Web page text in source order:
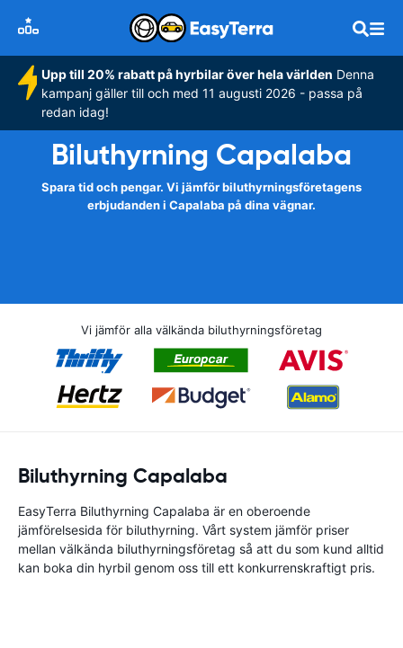
Upp till 20% rabatt på hyrbilar över hela världen Denna
kampanj gäller till och med 11 augusti 2026 - passa på
redan idag!
Biluthyrning Capalaba
Spara tid och pengar. Vi jämför biluthyrningsföretagens
erbjudanden i Capalaba på dina vägnar.
Vi jämför alla välkända biluthyrningsföretag
Biluthyrning Capalaba
EasyTerra Biluthyrning Capalaba är en oberoende
jämförelsesida för biluthyrning. Vårt system jämför priser
mellan välkända biluthyrningsföretag så att du som kund alltid
kan boka din hyrbil genom oss till ett konkurrenskraftigt pris.